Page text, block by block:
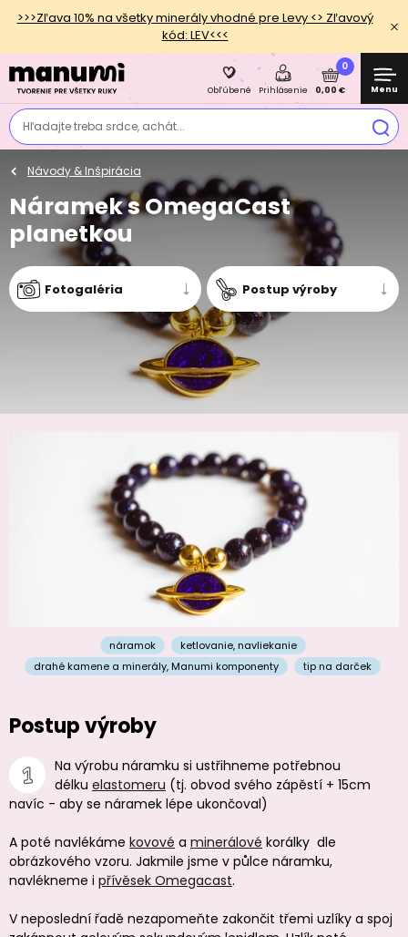
>>>Zľava 10% na všetky minerály vhodné pre Levy <> Zľavový
kód: LEV<<<
Hľadajte treba srdce, achát...
Obľúbené Prihlásenie
0
0,00 € Menu
Návody & Inšpirácia
Náramek s OmegaCast
planetkou
Fotogaléria Postup výroby
náramok ketlovanie, navliekanie
drahé kamene a minerály, Manumi komponenty tip na darček
Postup výroby
Na výrobu náramku si ustřihneme potřebnou
délku elastomeru (tj. obvod svého zápěstí + 15cm
navíc - aby se náramek lépe ukončoval)
A poté navlékáme kovové a minerálové korálky dle
obrázkového vzoru. Jakmile jsme v půlce náramku,
navlékneme i přívěsek Omegacast.
V neposlední řadě nezapomeňte zakončit třemi uzlíky a spoj